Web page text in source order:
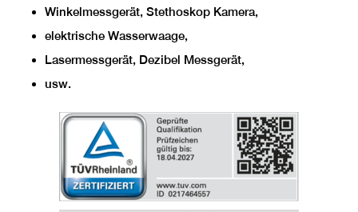
Winkelmessgerät, Stethoskop Kamera,
elektrische Wasserwaage,
Lasermessgerät, Dezibel Messgerät,
usw.